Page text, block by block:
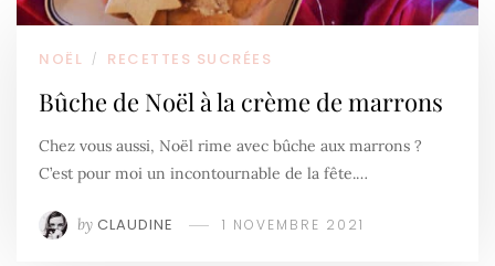
NOËL / RECETTES SUCRÉES
Bûche de Noël à la crème de marrons
Chez vous aussi, Noël rime avec bûche aux marrons ?
C’est pour moi un incontournable de la fête.…
by CLAUDINE 1 NOVEMBRE 2021